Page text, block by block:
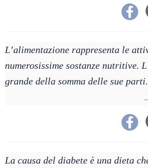
L’alimentazione rappresenta le
numerosissime sostanze nutritive.
grande della somma delle sue parti.
La causa del diabete è una dieta